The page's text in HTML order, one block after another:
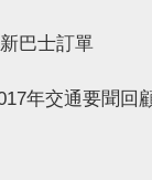
巴士訂單
年交通要聞回